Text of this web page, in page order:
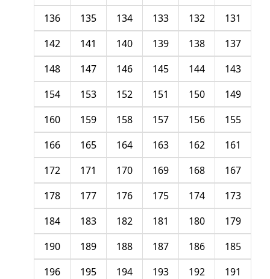
131
132
133
134
135
136
137
138
139
140
141
142
143
144
145
146
147
148
149
150
151
152
153
154
155
156
157
158
159
160
161
162
163
164
165
166
167
168
169
170
171
172
173
174
175
176
177
178
179
180
181
182
183
184
185
186
187
188
189
190
191
192
193
194
195
196